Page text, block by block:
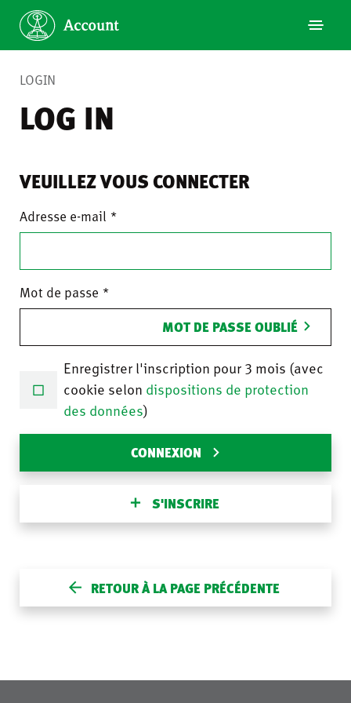
LOGIN
LOG IN
VEUILLEZ VOUS CONNECTER
Adresse e-mail
Mot de passe
MOT DE PASSE OUBLIÉ
Enregistrer l'inscription pour 3 mois (avec
cookie selon dispositions de protection
des données)
CONNEXION
S'INSCRIRE
RETOUR À LA PAGE PRÉCÉDENTE